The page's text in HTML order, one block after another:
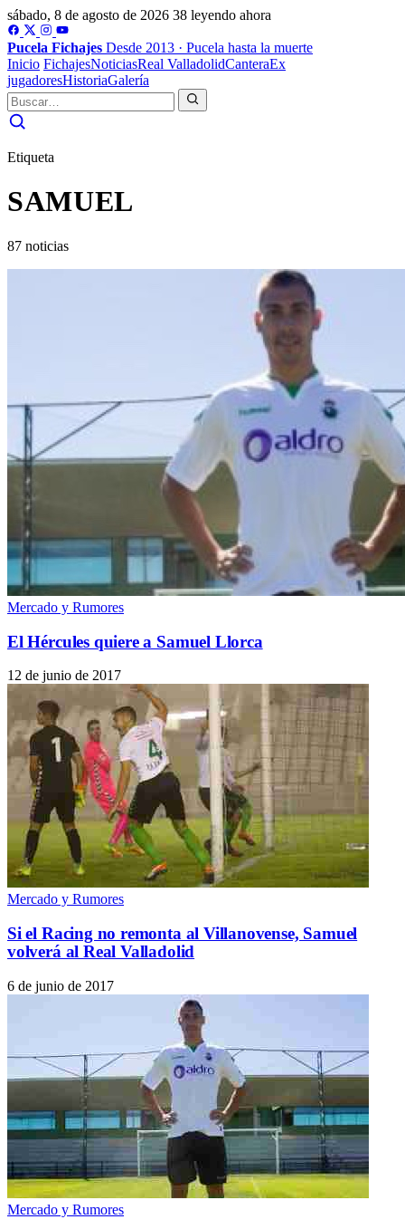
sábado, 8 de agosto de 2026 38 leyendo ahora
Pucela Fichajes Desde 2013 · Pucela hasta la muerte
Inicio FichajesNoticiasReal ValladolidCanteraEx
jugadoresHistoriaGalería
Etiqueta
SAMUEL
87 noticias
Mercado y Rumores
El Hércules quiere a Samuel Llorca
12 de junio de 2017
Mercado y Rumores
Si el Racing no remonta al Villanovense, Samuel
volverá al Real Valladolid
6 de junio de 2017
Mercado y Rumores